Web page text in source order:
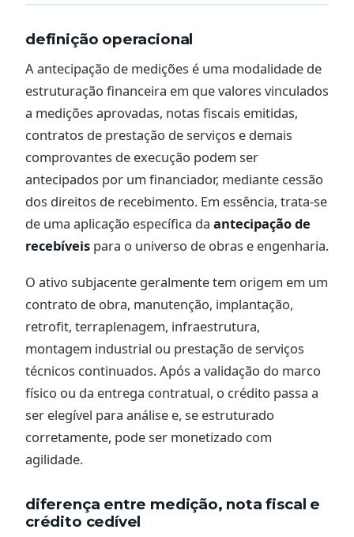
definição operacional
A antecipação de medições é uma modalidade de
estruturação financeira em que valores vinculados
a medições aprovadas, notas fiscais emitidas,
contratos de prestação de serviços e demais
comprovantes de execução podem ser
antecipados por um financiador, mediante cessão
dos direitos de recebimento. Em essência, trata-se
de uma aplicação específica da antecipação de
recebíveis para o universo de obras e engenharia.
O ativo subjacente geralmente tem origem em um
contrato de obra, manutenção, implantação,
retrofit, terraplenagem, infraestrutura,
montagem industrial ou prestação de serviços
técnicos continuados. Após a validação do marco
físico ou da entrega contratual, o crédito passa a
ser elegível para análise e, se estruturado
corretamente, pode ser monetizado com
agilidade.
diferença entre medição, nota fiscal e
crédito cedível